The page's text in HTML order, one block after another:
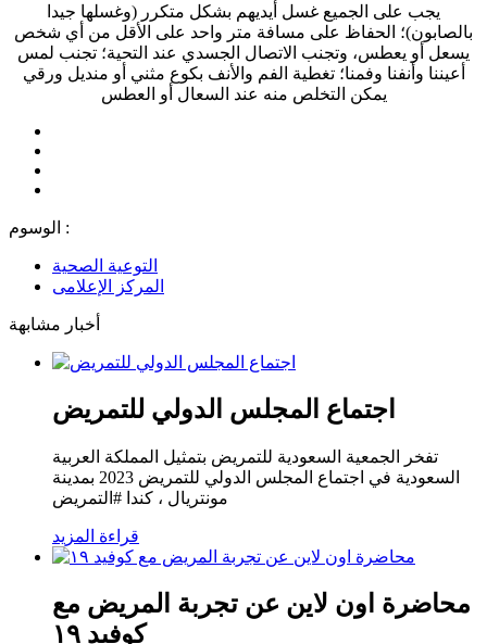
يجب على الجميع غسل أيديهم بشكل متكرر (وغسلها جيدا
بالصابون)؛ الحفاظ على مسافة متر واحد على الأقل من أي شخص
يسعل أو يعطس، وتجنب الاتصال الجسدي عند التحية؛ تجنب لمس
أعيننا وأنفنا وفمنا؛ تغطية الفم والأنف بكوع مثني أو منديل ورقي
يمكن التخلص منه عند السعال أو العطس
الوسوم :
التوعية الصحية
المركز الإعلامى
أخبار مشابهة
اجتماع المجلس الدولي للتمريض
تفخر الجمعية السعودية للتمريض بتمثيل المملكة العربية
السعودية في اجتماع المجلس الدولي للتمريض 2023 بمدينة
مونتريال ، كندا #التمريض
قراءة المزيد
محاضرة اون لاين عن تجربة المريض مع
كوفيد ١٩